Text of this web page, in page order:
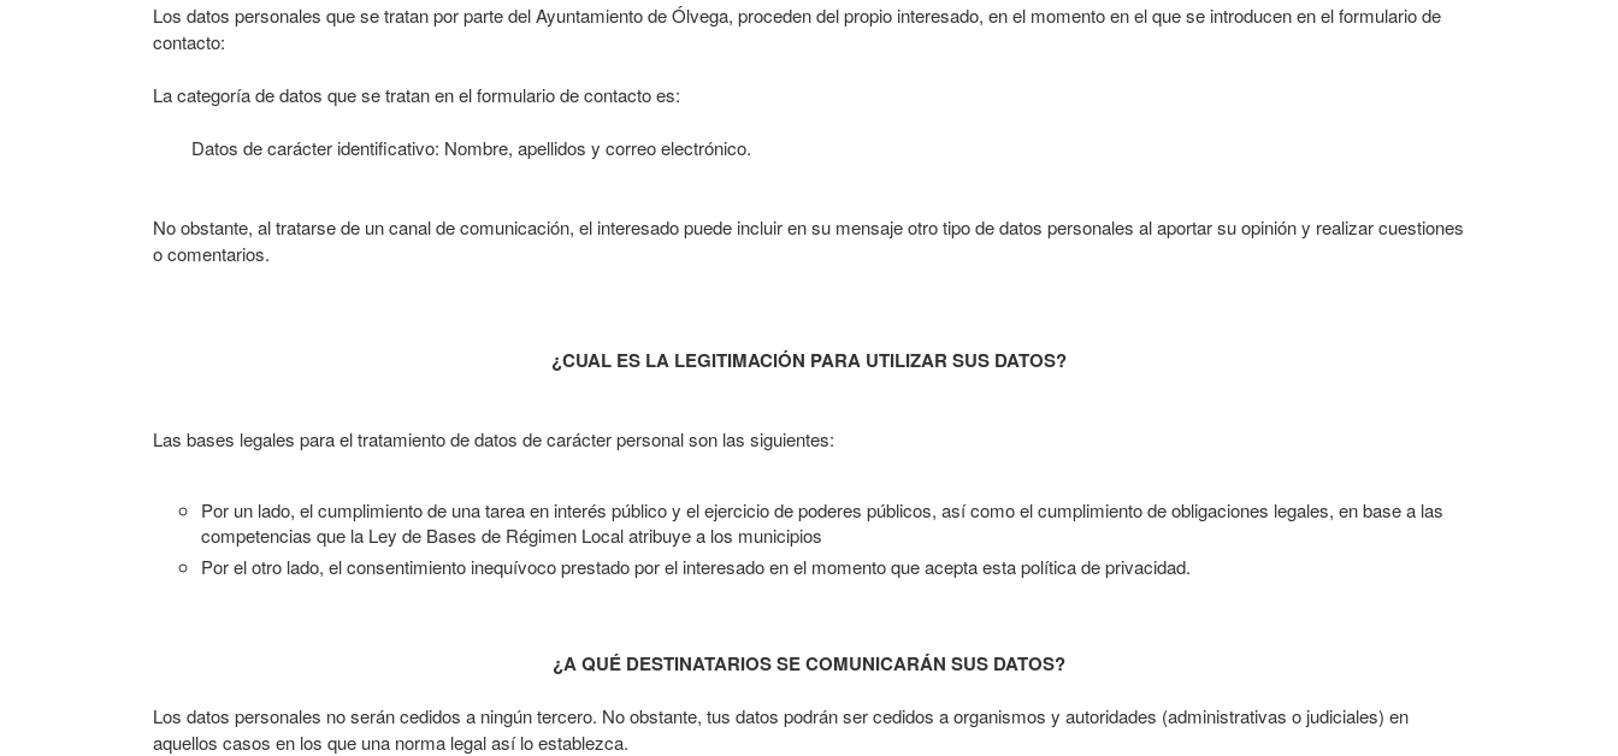
Los datos personales que se tratan por parte del Ayuntamiento de Ólvega, proceden del propio interesado, en el momento en el que se introducen en el formulario de
contacto:
La categoría de datos que se tratan en el formulario de contacto es:
Datos de carácter identificativo: Nombre, apellidos y correo electrónico.
No obstante, al tratarse de un canal de comunicación, el interesado puede incluir en su mensaje otro tipo de datos personales al aportar su opinión y realizar cuestiones
o comentarios.
¿CUAL ES LA LEGITIMACIÓN PARA UTILIZAR SUS DATOS?
Las bases legales para el tratamiento de datos de carácter personal son las siguientes:
Por un lado, el cumplimiento de una tarea en interés público y el ejercicio de poderes públicos, así como el cumplimiento de obligaciones legales, en base a las
competencias que la Ley de Bases de Régimen Local atribuye a los municipios
Por el otro lado, el consentimiento inequívoco prestado por el interesado en el momento que acepta esta política de privacidad.
¿A QUÉ DESTINATARIOS SE COMUNICARÁN SUS DATOS?
Los datos personales no serán cedidos a ningún tercero. No obstante, tus datos podrán ser cedidos a organismos y autoridades (administrativas o judiciales) en
aquellos casos en los que una norma legal así lo establezca.